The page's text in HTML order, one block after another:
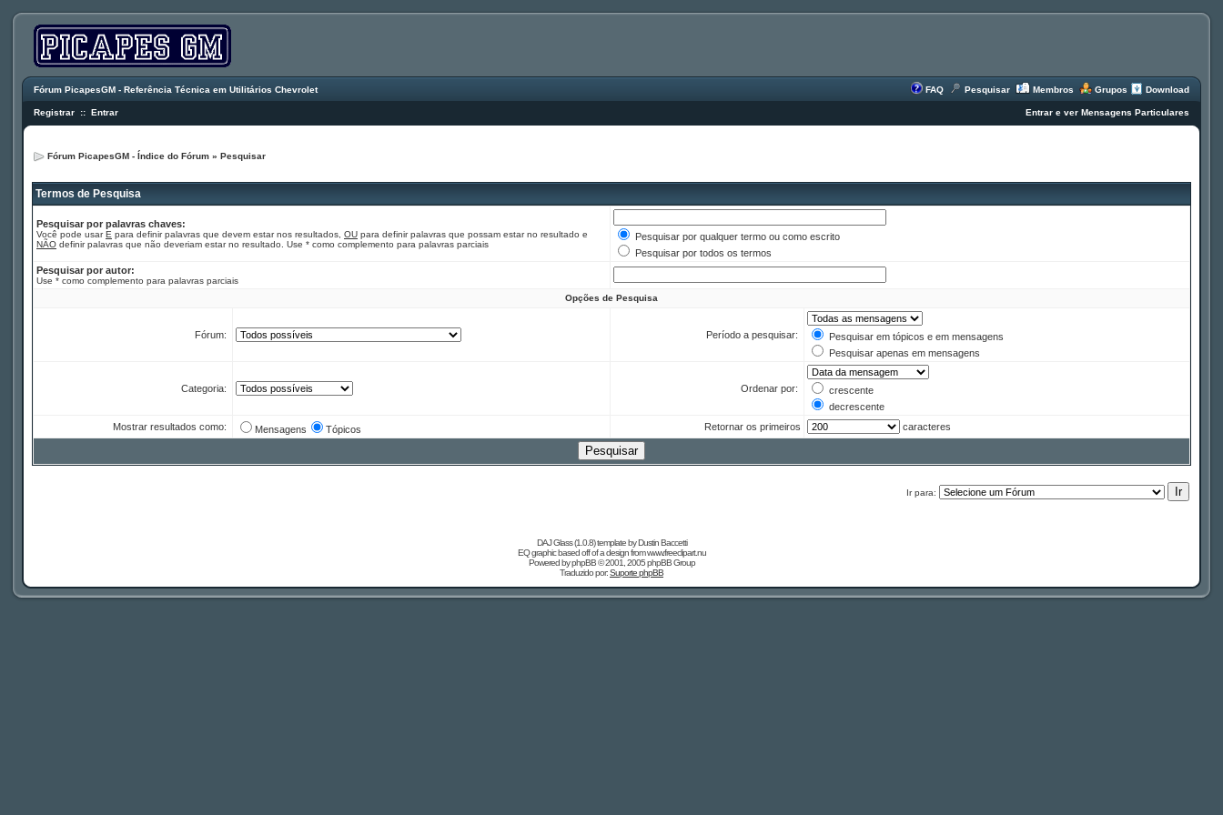
Fórum PicapesGM - Referência Técnica em Utilitários Chevrolet FAQ Pesquisar Membros Grupos Download
Registrar :: Entrar Entrar e ver Mensagens Particulares
Fórum PicapesGM - Índice do Fórum » Pesquisar
Termos de Pesquisa
Pesquisar por palavras chaves:
Você pode usarE para definir palavras que devem estar nos resultados, OU para definir palavras que possam estar no resultado e
NÃO definir palavras que não deveriam estar no resultado. Use * como complemento para palavras parciais
Pesquisar por qualquer termo ou como escrito
Pesquisar por todos os termos
Pesquisar por autor:
Use * como complemento para palavras parciais
Opções de Pesquisa
Fórum: Período a pesquisar:
Pesquisar em tópicos e em mensagens
Pesquisar apenas em mensagens
Categoria: Ordenar por:
crescente
decrescente
Mostrar resultados como:
Mensagens Tópicos Retornar os primeiros caracteres
Ir para:
DAJ Glass (1.0.8) template byDustin Baccetti
EQ graphic based off of a design fromwww.freeclipart.nu
Powered byphpBB© 2001, 2005 phpBB Group
Traduzido por:Suporte phpBB